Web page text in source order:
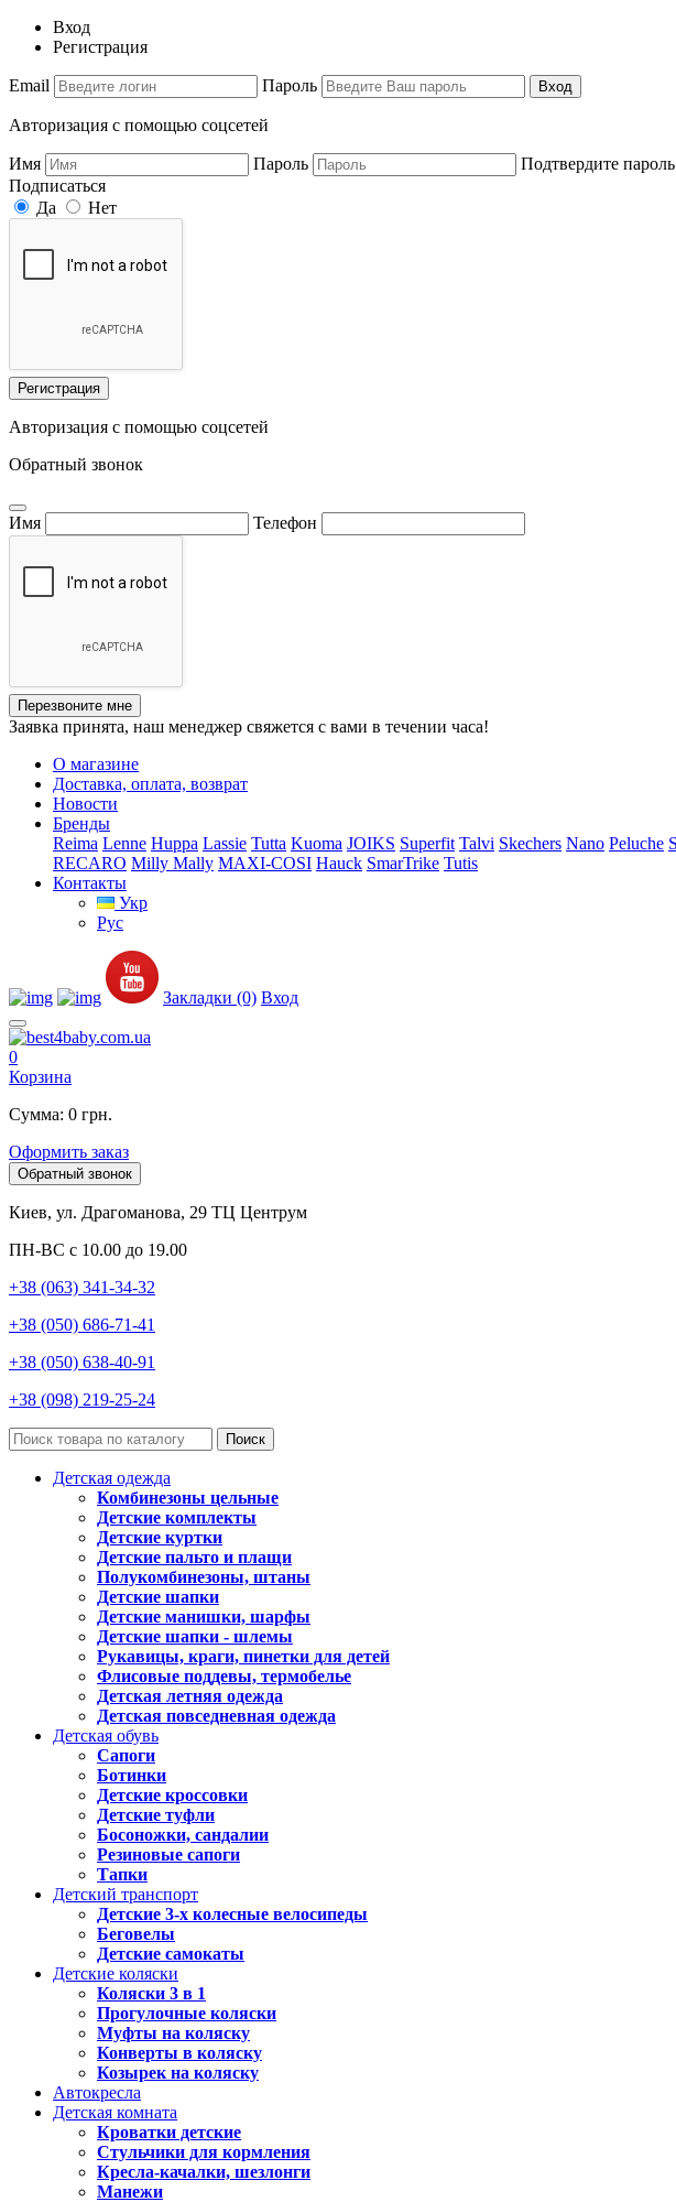
Вход
Регистрация
Email Пароль Вход
Авторизация с помощью соцсетей
Имя Пароль Подтвердите пароль
Подписаться
Да
Нет
Регистрация
Авторизация с помощью соцсетей
Обратный звонок
Имя Телефон
Перезвоните мне
Заявка принята, наш менеджер свяжется с вами в течении часа!
О магазине
Доставка, оплата, возврат
Новости
Бренды
Reima Lenne Huppa Lassie Tutta Kuoma JOIKS Superfit Talvi Skechers Nano Peluche
RECARO Milly Mally MAXI-COSI Hauck SmarTrike Tutis
Контакты
Укр
Рус
Закладки (0) Вход
0
Корзина
Сумма: 0 грн.
Оформить заказ
Обратный звонок
Киев, ул. Драгоманова, 29 ТЦ Центрум
ПН-ВС с 10.00 до 19.00
+38 (063) 341-34-32
+38 (050) 686-71-41
+38 (050) 638-40-91
+38 (098) 219-25-24
Поиск
Детская одежда
Комбинезоны цельные
Детские комплекты
Детские куртки
Детские пальто и плащи
Полукомбинезоны, штаны
Детские шапки
Детские манишки, шарфы
Детские шапки - шлемы
Рукавицы, краги, пинетки для детей
Флисовые поддевы, термобелье
Детская летняя одежда
Детская повседневная одежда
Детская обувь
Сапоги
Ботинки
Детские кроссовки
Детские туфли
Босоножки, сандалии
Резиновые сапоги
Тапки
Детский транспорт
Детские 3-х колесные велосипеды
Беговелы
Детские самокаты
Детские коляски
Коляски 3 в 1
Прогулочные коляски
Муфты на коляску
Конверты в коляску
Козырек на коляску
Автокресла
Детская комната
Кроватки детские
Стульчики для кормления
Кресла-качалки, шезлонги
Манежи